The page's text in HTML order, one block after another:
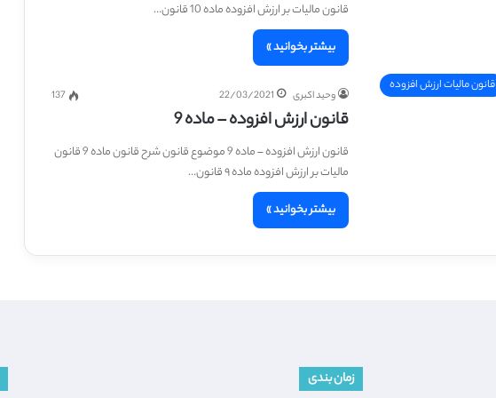
قانون مالیات بر ارزش افزوده ماده 10 قانون…
بیشتر بخوانید »
قانون مالیات ارزش افزوده
وحید اکبری 22/03/2021
137
قانون ارزش افزوده – ماده 9
قانون ارزش افزوده – ماده 9 موضوع قانون شرح قانون ماده 9 قانون
مالیات بر ارزش افزوده ماده ۹ قانون…
بیشتر بخوانید »
زمان بندی